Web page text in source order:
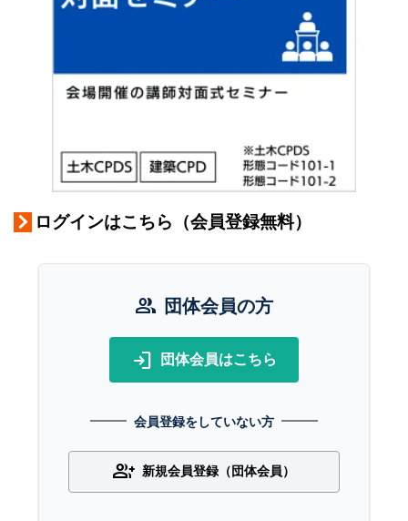
ログインはこちら（会員登録無料）
group 団体会員の方
login 団体会員はこちら
会員登録をしていない方
group_add 新規会員登録（団体会員）